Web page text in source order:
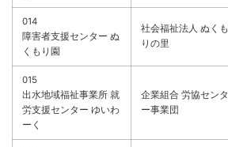
014
障害者支援センター ぬ
くもり園
社会福祉法人 ぬくも
りの里
015
出水地域福祉事業所 就
労支援センター ゆいわ
ーく
企業組合 労協センタ
ー事業団